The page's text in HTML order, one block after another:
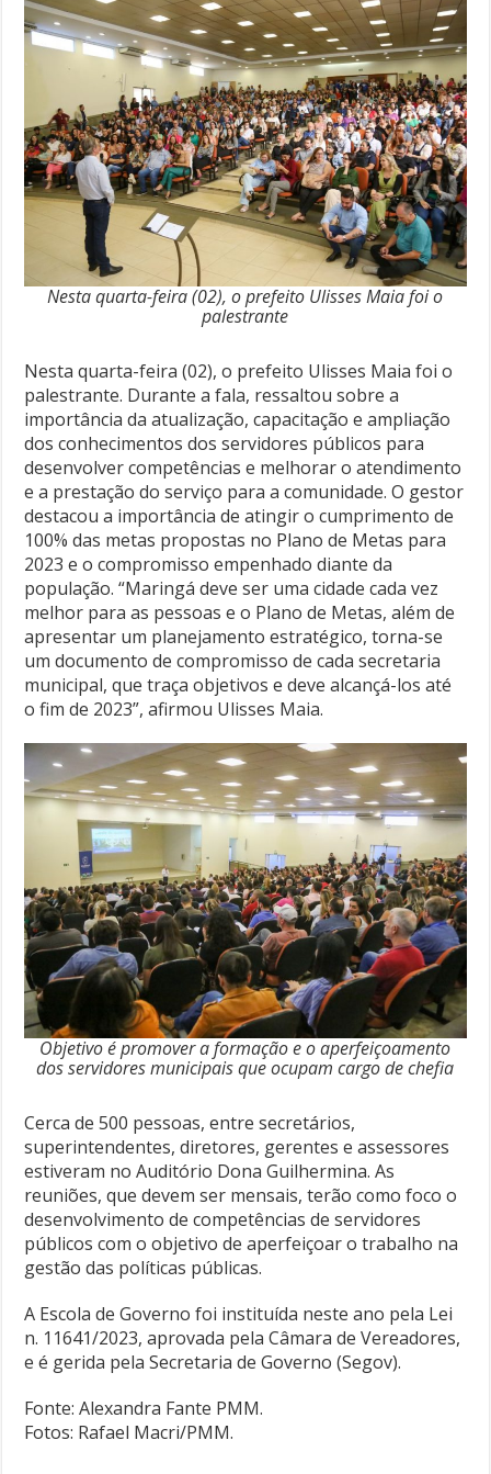
Nesta quarta-feira (02), o prefeito Ulisses Maia foi o
palestrante
Nesta quarta-feira (02), o prefeito Ulisses Maia foi o
palestrante. Durante a fala, ressaltou sobre a
importância da atualização, capacitação e ampliação
dos conhecimentos dos servidores públicos para
desenvolver competências e melhorar o atendimento
e a prestação do serviço para a comunidade. O gestor
destacou a importância de atingir o cumprimento de
100% das metas propostas no Plano de Metas para
2023 e o compromisso empenhado diante da
população. “Maringá deve ser uma cidade cada vez
melhor para as pessoas e o Plano de Metas, além de
apresentar um planejamento estratégico, torna-se
um documento de compromisso de cada secretaria
municipal, que traça objetivos e deve alcançá-los até
o fim de 2023”, afirmou Ulisses Maia.
Objetivo é promover a formação e o aperfeiçoamento
dos servidores municipais que ocupam cargo de chefia
Cerca de 500 pessoas, entre secretários,
superintendentes, diretores, gerentes e assessores
estiveram no Auditório Dona Guilhermina. As
reuniões, que devem ser mensais, terão como foco o
desenvolvimento de competências de servidores
públicos com o objetivo de aperfeiçoar o trabalho na
gestão das políticas públicas.
A Escola de Governo foi instituída neste ano pela Lei
n. 11641/2023, aprovada pela Câmara de Vereadores,
e é gerida pela Secretaria de Governo (Segov).
Fonte: Alexandra Fante PMM.
Fotos: Rafael Macri/PMM.